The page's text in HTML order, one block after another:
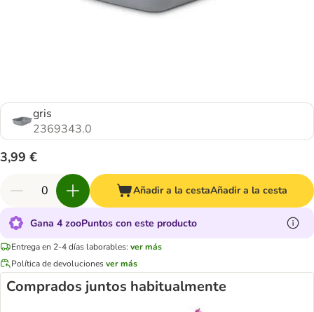
gris
2369343.0
3,99 €
Añadir a la cestaAñadir a la cesta
Gana 4 zooPuntos con este producto
Entrega en 2-4 días laborables: ver más
Política de devolucionesver más
Comprados juntos habitualmente